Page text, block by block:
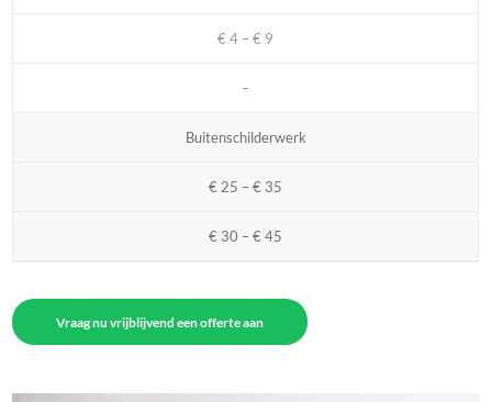
€ 4 – € 9
–
Buitenschilderwerk
€ 25 – € 35
€ 30 – € 45
Vraag nu vrijblijvend een offerte aan